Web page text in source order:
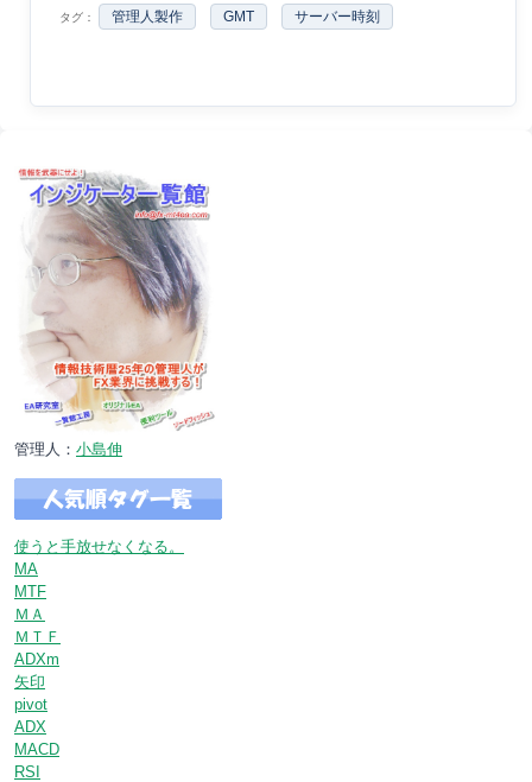
タグ： 管理人製作 GMT サーバー時刻
管理人： 小島伸
使うと手放せなくなる。
MA
MTF
ＭＡ
ＭＴＦ
ADXm
矢印
pivot
ADX
MACD
RSI